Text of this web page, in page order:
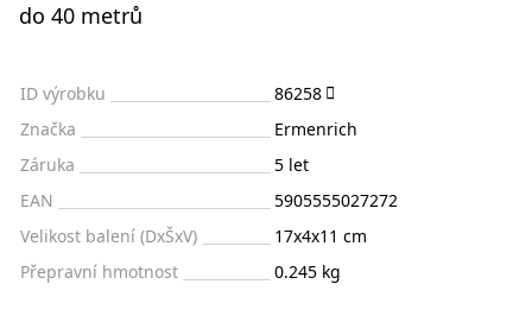
do 40 metrů
ID výrobku
86258
Značka
Ermenrich
Záruka
5 let
EAN
5905555027272
Velikost balení (DxŠxV)
17x4x11 cm
Přepravní hmotnost
0.245 kg